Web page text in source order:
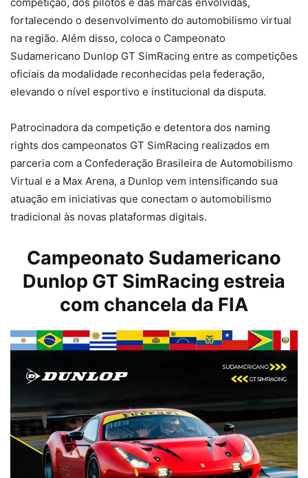
fortalecendo o desenvolvimento do automobilismo virtual
na região. Além disso, coloca o Campeonato
Sudamericano Dunlop GT SimRacing entre as competições
oficiais da modalidade reconhecidas pela federação,
elevando o nível esportivo e institucional da disputa.
Patrocinadora da competição e detentora dos naming
rights dos campeonatos GT SimRacing realizados em
parceria com a Confederação Brasileira de Automobilismo
Virtual e a Max Arena, a Dunlop vem intensificando sua
atuação em iniciativas que conectam o automobilismo
tradicional às novas plataformas digitais.
Campeonato Sudamericano
Dunlop GT SimRacing estreia
com chancela da FIA